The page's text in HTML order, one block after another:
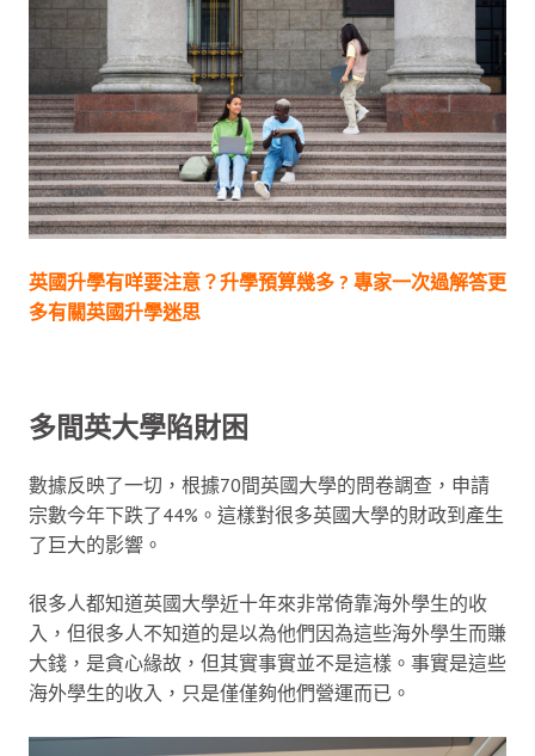
英國升學有咩要注意？升學預算幾多 ? 專家一次過解答更
多有關英國升學迷思
多間英大學陷財困
數據反映了一切，根據70間英國大學的問卷調查，申請
宗數今年下跌了44%。這樣對很多英國大學的財政到產生
了巨大的影響。
很多人都知道英國大學近十年來非常倚靠海外學生的收
入，但很多人不知道的是以為他們因為這些海外學生而賺
大錢，是貪心緣故，但其實事實並不是這樣。事實是這些
海外學生的收入，只是僅僅夠他們營運而已。